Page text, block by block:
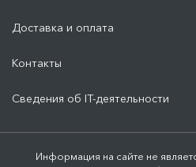
Доставка и оплата
Контакты
Сведения об IT-деятельности
Информация на сайте не